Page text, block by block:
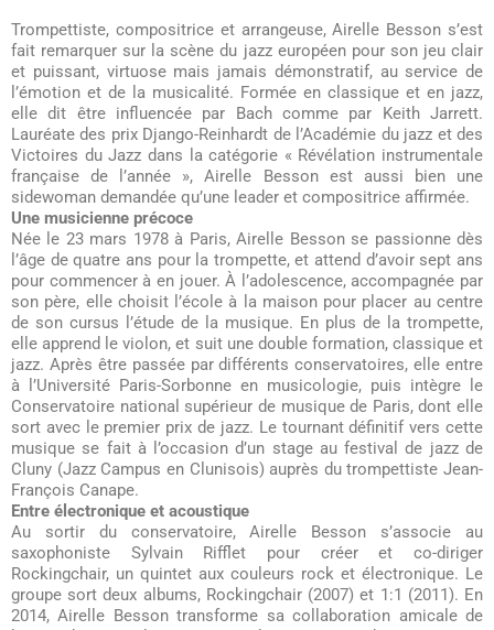
Trompettiste, compositrice et arrangeuse, Airelle Besson s’est
fait remarquer sur la scène du jazz européen pour son jeu clair
et puissant, virtuose mais jamais démonstratif, au service de
l’émotion et de la musicalité. Formée en classique et en jazz,
elle dit être influencée par Bach comme par Keith Jarrett.
Lauréate des prix Django-Reinhardt de l’Académie du jazz et des
Victoires du Jazz dans la catégorie « Révélation instrumentale
française de l’année », Airelle Besson est aussi bien une
sidewoman demandée qu’une leader et compositrice affirmée.
Une musicienne précoce
Née le 23 mars 1978 à Paris, Airelle Besson se passionne dès
l’âge de quatre ans pour la trompette, et attend d’avoir sept ans
pour commencer à en jouer. À l’adolescence, accompagnée par
son père, elle choisit l’école à la maison pour placer au centre
de son cursus l’étude de la musique. En plus de la trompette,
elle apprend le violon, et suit une double formation, classique et
jazz. Après être passée par différents conservatoires, elle entre
à l’Université Paris-Sorbonne en musicologie, puis intègre le
Conservatoire national supérieur de musique de Paris, dont elle
sort avec le premier prix de jazz. Le tournant définitif vers cette
musique se fait à l’occasion d’un stage au festival de jazz de
Cluny (Jazz Campus en Clunisois) auprès du trompettiste Jean-
François Canape.
Entre électronique et acoustique
Au sortir du conservatoire, Airelle Besson s’associe au
saxophoniste Sylvain Rifflet pour créer et co-diriger
Rockingchair, un quintet aux couleurs rock et électronique. Le
groupe sort deux albums, Rockingchair (2007) et 1:1 (2011). En
2014, Airelle Besson transforme sa collaboration amicale de